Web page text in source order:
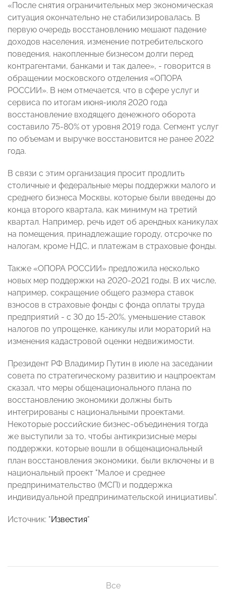
«После снятия ограничительных мер экономическая
ситуация окончательно не стабилизировалась. В
первую очередь восстановлению мешают падение
доходов населения, изменение потребительского
поведения, накопленные бизнесом долги перед
контрагентами, банками и так далее», - говорится в
обращении московского отделения «ОПОРА
РОССИИ». В нем отмечается, что в сфере услуг и
сервиса по итогам июня-июля 2020 года
восстановление входящего денежного оборота
составило 75-80% от уровня 2019 года. Сегмент услуг
по объемам и выручке восстановится не ранее 2022
года.
В связи с этим организация просит продлить
столичные и федеральные меры поддержки малого и
среднего бизнеса Москвы, которые были введены до
конца второго квартала, как минимум на третий
квартал. Например, речь идет об арендных каникулах
на помещения, принадлежащие городу, отсрочке по
налогам, кроме НДС, и платежам в страховые фонды.
Также «ОПОРА РОССИИ» предложила несколько
новых мер поддержки на 2020-2021 годы. В их числе,
например, сокращение общего размера ставок
взносов в страховые фонды с фонда оплаты труда
предприятий - с 30 до 15-20%, уменьшение ставок
налогов по упрощенке, каникулы или мораторий на
изменения кадастровой оценки недвижимости.
Президент РФ Владимир Путин в июле на заседании
совета по стратегическому развитию и нацпроектам
сказал, что меры общенационального плана по
восстановлению экономики должны быть
интегрированы с национальными проектами.
Некоторые российские бизнес-объединения тогда
же выступили за то, чтобы антикризисные меры
поддержки, которые вошли в общенациональный
план восстановления экономики, были включены и в
национальный проект "Малое и среднее
предпринимательство (МСП) и поддержка
индивидуальной предпринимательской инициативы".
Источник: "Известия"
Все